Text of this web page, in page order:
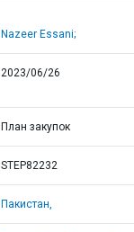
Nazeer Essani;
2023/06/26
План закупок
STEP82232
Пакистан,